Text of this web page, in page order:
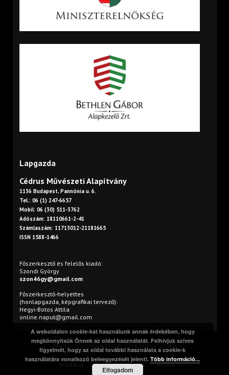
Lapgazda
Cédrus Művészeti Alapítvány
1136 Budapest, Pannónia u. 6.
Tel.: 06 (1) 247-6657
Mobil: 06 (30) 511-3762
Adószám: 18110661-2-41
Számlaszám: 11713012-21181665
ISSN 1588-1466
Főszerkesztő és felelős kiadó:
Szondi György
szon46gy@gmail.com
Főszerkesztő-helyettes
(honlapgazda, képgrafikai tervező):
Hegyi-Botos Attila
online.naput@gmail.com
Minden jog fenntartva. © 2016 Napút Online
Kezdőlap Print Szerzőink Rólunk
A weboldalon cookie-kat használunk annak érdekében, hogy
megkönnyítsük Önnek az oldal használatát. Felhívjuk szíves
figyelmét, hogy az oldal további használata a cookie-k
használatára vonatkozó beleegyezését jelenti.Több információ...
Elfogadom